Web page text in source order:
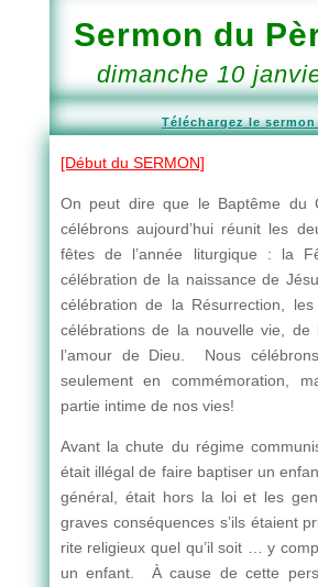
Sermon du
dimanche 10
Téléchargez le
[Début du SERMON]
On peut dire que le Baptême du
célébrons aujourd’hui réunit les
fêtes de l’année liturgique : la
célébration de la naissance de
célébration de la Résurrection,
célébrations de la nouvelle vie, de
l’amour de Dieu. Nous
seulement en commémoration,
partie intime de nos vies!
Avant la chute du régime
était illégal de faire baptiser un
général, était hors la loi et les
graves conséquences s’ils étaient
rite religieux quel qu’il soit … y
un enfant. À cause de cette